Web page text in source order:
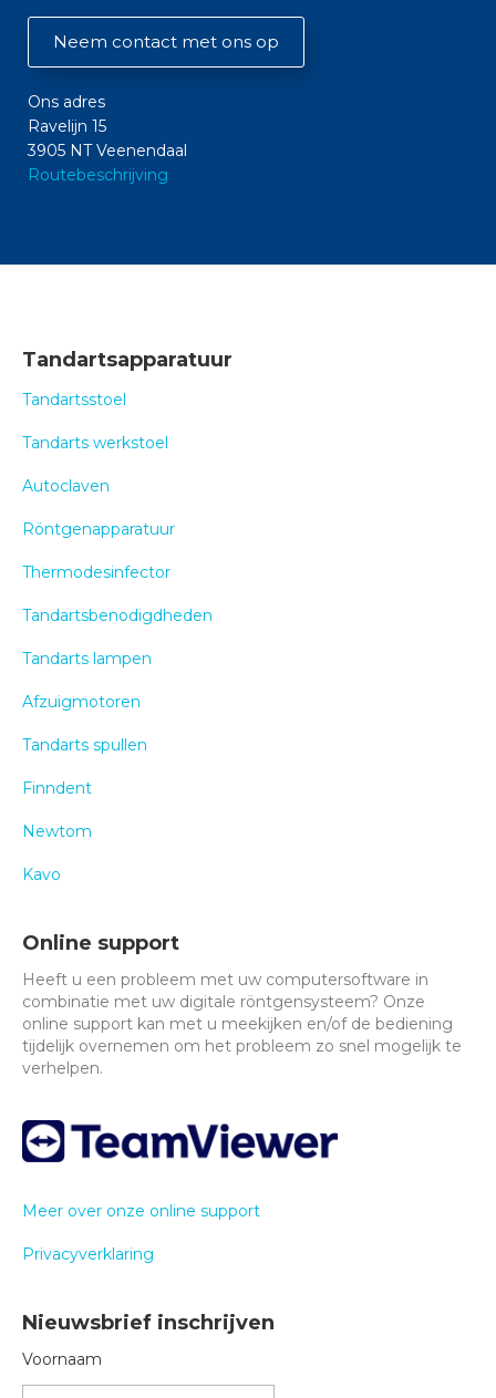
Neem contact met ons op
Ons adres
Ravelijn 15
3905 NT Veenendaal
Routebeschrijving
Tandartsapparatuur
Tandartsstoel
Tandarts werkstoel
Autoclaven
Röntgenapparatuur
Thermodesinfector
Tandartsbenodigdheden
Tandarts lampen
Afzuigmotoren
Tandarts spullen
Finndent
Newtom
Kavo
Online support
Heeft u een probleem met uw computersoftware in
combinatie met uw digitale röntgensysteem? Onze
online support kan met u meekijken en/of de bediening
tijdelijk overnemen om het probleem zo snel mogelijk te
verhelpen.
Meer over onze online support
Privacyverklaring
Nieuwsbrief inschrijven
Voornaam